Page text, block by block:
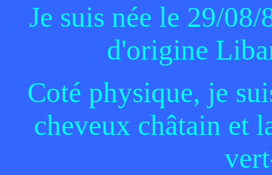
Je suis née le 29/
d'origine
Coté physique, je
cheveux châtain et